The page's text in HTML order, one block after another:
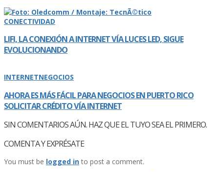
CONECTIVIDAD
LIFI, LA CONEXIÓN A INTERNET VÍ­A LUCES LED, SIGUE
EVOLUCIONANDO
INTERNETNEGOCIOS
AHORA ES MÁS FÁCIL PARA NEGOCIOS EN PUERTO RICO
SOLICITAR CRÉDITO VÍ­A INTERNET
SIN COMENTARIOS AÚN. HAZ QUE EL TUYO SEA EL PRIMERO.
COMENTA Y EXPRÉSATE
You must be logged into post a comment.